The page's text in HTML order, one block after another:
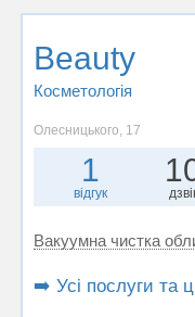
Beauty
Косметологія
Олесницького, 17
1
відгук
Вакуумна чистка
➡️ Усі послуги та